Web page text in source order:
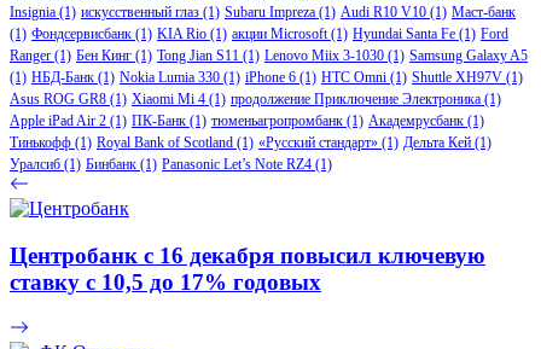
Insignia (1) искусственный глаз (1) Subaru Impreza (1) Audi R10 V10 (1) Маст-банк
(1) Фондсервисбанк (1) KIA Rio (1) акции Microsoft(1) Hyundai Santa Fe (1) Ford
Ranger (1) Бен Кинг (1) Tong Jian S11 (1) Lenovo Miix 3-1030 (1) Samsung Galaxy A5
(1) НБД-Банк (1) Nokia Lumia 330 (1) iPhone 6 (1) HTC Omni (1) Shuttle XH97V (1)
Asus ROG GR8 (1) Xiaomi Mi 4 (1) продолжение Приключение Электроника (1)
Apple iPad Air 2 (1) ПК-Банк (1) тюменьагропромбанк (1) Академрусбанк (1)
Тинькофф (1) Royal Bank of Scotland (1) «Русский стандарт» (1) Дельта Кей (1)
Уралсиб (1) Бинбанк (1) Panasonic Let’s Note RZ4 (1)
Центробанк с 16 декабря повысил ключевую
ставку с 10,5 до 17% годовых